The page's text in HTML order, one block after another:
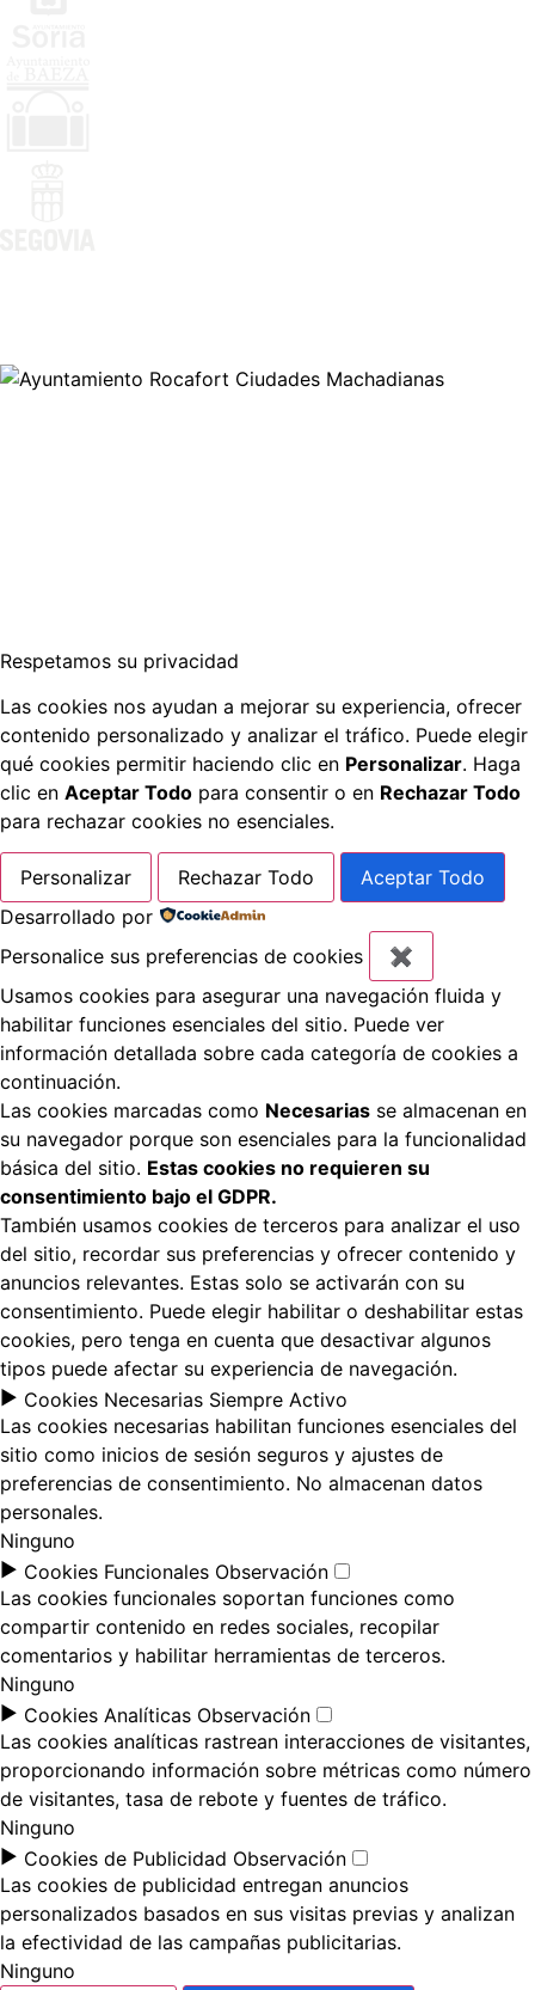
Respetamos su privacidad
Las cookies nos ayudan a mejorar su experiencia, ofrecer
contenido personalizado y analizar el tráfico. Puede elegir
qué cookies permitir haciendo clic en Personalizar. Haga
clic en Aceptar Todo para consentir o en Rechazar Todo
para rechazar cookies no esenciales.
Personalizar Rechazar Todo
Aceptar Todo
Desarrollado por
Personalice sus preferencias de cookies
✖
Usamos cookies para asegurar una navegación fluida y
habilitar funciones esenciales del sitio. Puede ver
información detallada sobre cada categoría de cookies a
continuación.
Las cookies marcadas como Necesarias se almacenan en
su navegador porque son esenciales para la funcionalidad
básica del sitio. Estas cookies no requieren su
consentimiento bajo el GDPR.
También usamos cookies de terceros para analizar el uso
del sitio, recordar sus preferencias y ofrecer contenido y
anuncios relevantes. Estas solo se activarán con su
consentimiento. Puede elegir habilitar o deshabilitar estas
cookies, pero tenga en cuenta que desactivar algunos
tipos puede afectar su experiencia de navegación.
► Cookies Necesarias Siempre Activo
Las cookies necesarias habilitan funciones esenciales del
sitio como inicios de sesión seguros y ajustes de
preferencias de consentimiento. No almacenan datos
personales.
Ninguno
► Cookies Funcionales Observación
Las cookies funcionales soportan funciones como
compartir contenido en redes sociales, recopilar
comentarios y habilitar herramientas de terceros.
Ninguno
► Cookies Analíticas Observación
Las cookies analíticas rastrean interacciones de visitantes,
proporcionando información sobre métricas como número
de visitantes, tasa de rebote y fuentes de tráfico.
Ninguno
► Cookies de Publicidad Observación
Las cookies de publicidad entregan anuncios
personalizados basados en sus visitas previas y analizan
la efectividad de las campañas publicitarias.
Ninguno